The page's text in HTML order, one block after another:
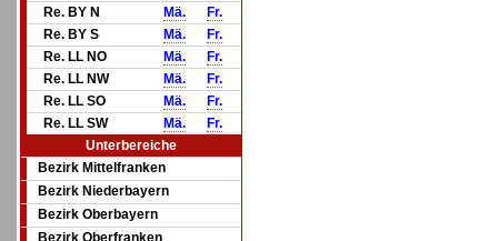
Re. BY N
Mä.
Fr.
Re. BY S
Mä.
Fr.
Re. LL NO
Mä.
Fr.
Re. LL NW
Mä.
Fr.
Re. LL SO
Mä.
Fr.
Re. LL SW
Mä.
Fr.
Unterbereiche
Bezirk Mittelfranken
Bezirk Niederbayern
Bezirk Oberbayern
Bezirk Oberfranken